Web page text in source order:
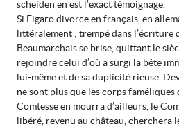
scheiden en est l’exact témoignage.
Si Figaro divorce en français, en
littéralement ; trempé dans l’écriture
Beaumarchais se brise, quittant le
rejoindre celui d’où a surgi la bête
lui-même et de sa duplicité rieuse.
ne sont plus que les corps faméliques
Comtesse en mourra d’ailleurs, le
libéré, revenu au château, cherchera